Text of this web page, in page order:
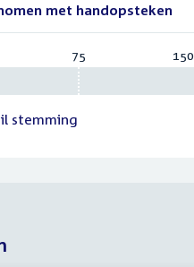
met handopsteken
75 150
stemming